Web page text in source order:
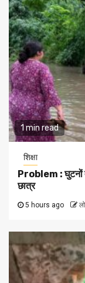
1 min read
शिक्षा
Problem : घुटनों
छात्र
5 hours ago